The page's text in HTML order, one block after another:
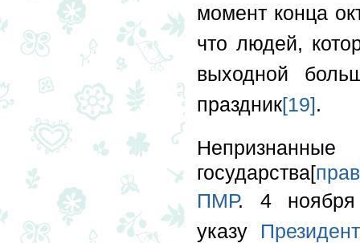
момент конца
что людей,
выходной
праздник[19].
государства[
ПМР. 4 ноября
указу